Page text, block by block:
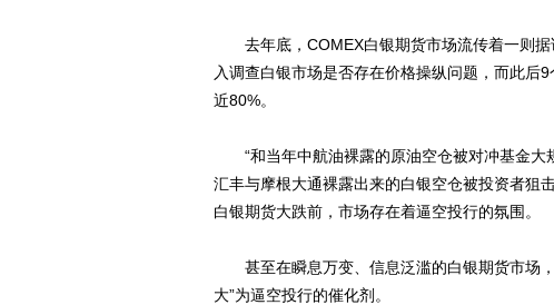
去年底，COMEX白银期货市场流传着一则据
入调查白银市场是否存在价格操纵问题，而此后
近80%。
“和当年中航油裸露的原油空仓被对冲基金大
汇丰与摩根大通裸露出来的白银空仓被投资者狙
白银期货大跌前，市场存在着逼空投行的氛围。
甚至在瞬息万变、信息泛滥的白银期货市场，
大”为逼空投行的催化剂。